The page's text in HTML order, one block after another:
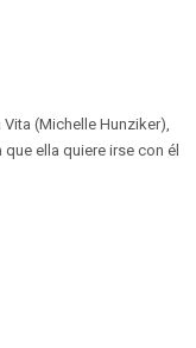
(Michelle Hunziker),
ella quiere irse con él